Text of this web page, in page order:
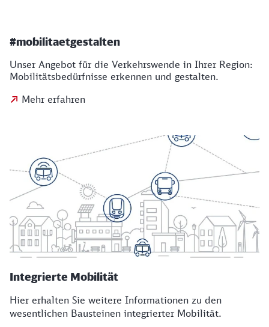
#mobilitaetgestalten
Unser Angebot für die Verkehrswende in Ihrer Region:
Mobilitätsbedürfnisse erkennen und gestalten.
Mehr erfahren
Integrierte Mobilität
Hier erhalten Sie weitere Informationen zu den
wesentlichen Bausteinen integrierter Mobilität.